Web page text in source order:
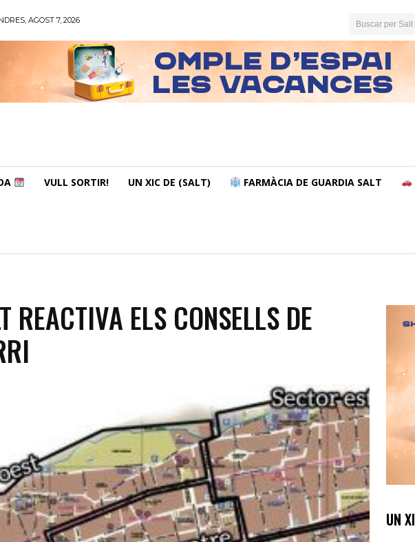
AGOST 7, 2026 Buscar per Salt
VULL SORTIR! UN XIC DE (SALT) FARMÀCIA DE GUARDIA SALT
REACTIVA ELS CONSELLS DE
UN